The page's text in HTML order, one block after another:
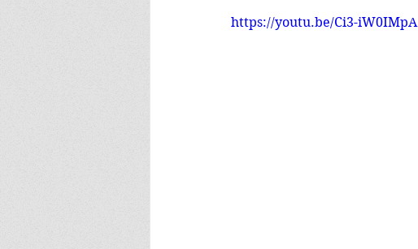
https://youtu.be/Ci3-iW0IMpA